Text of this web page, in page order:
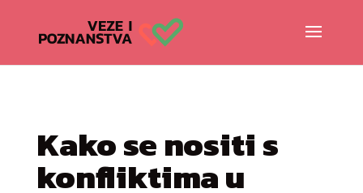
Kako se nositi s
konfliktima u